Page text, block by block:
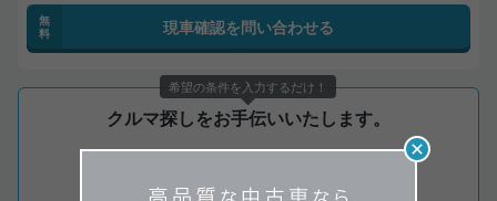
無
料
現車確認を問い合わせる
クルマ探しをお手伝いいたします。
出品前の登録車両から欲しいクルマが見つかるかも？！
希望の条件を入力するだけ！